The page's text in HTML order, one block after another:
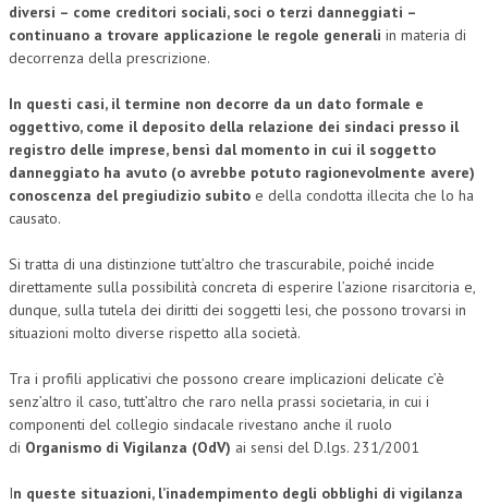
diversi – come creditori sociali, soci o terzi danneggiati –
continuano a trovare applicazione le regole generali in materia di
decorrenza della prescrizione.
In questi casi, il termine non decorre da un dato formale e
oggettivo, come il deposito della relazione dei sindaci presso il
registro delle imprese, bensì dal momento in cui il soggetto
danneggiato ha avuto (o avrebbe potuto ragionevolmente avere)
conoscenza del pregiudizio subito e della condotta illecita che lo ha
causato.
Si tratta di una distinzione tutt’altro che trascurabile, poiché incide
direttamente sulla possibilità concreta di esperire l’azione risarcitoria e,
dunque, sulla tutela dei diritti dei soggetti lesi, che possono trovarsi in
situazioni molto diverse rispetto alla società.
Tra i profili applicativi che possono creare implicazioni delicate c’è
senz’altro il caso, tutt’altro che raro nella prassi societaria, in cui i
componenti del collegio sindacale rivestano anche il ruolo
di Organismo di Vigilanza (OdV) ai sensi del D.lgs. 231/2001
In queste situazioni, l’inadempimento degli obblighi di vigilanza